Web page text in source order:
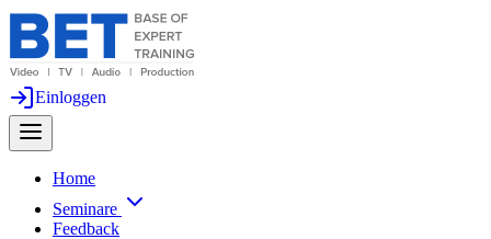
Einloggen
Home
Seminare
Feedback